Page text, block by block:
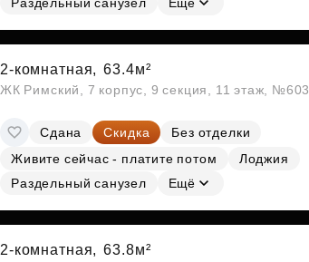
2-комнатная, 63.4м²
ЖК Римский, 7 корпус, 9 секция, 11 этаж, №603
Сдана Скидка
Без отделки
Живите сейчас - платите потом
Лоджия
Раздельный санузел
Ещё
2-комнатная, 63.8м²